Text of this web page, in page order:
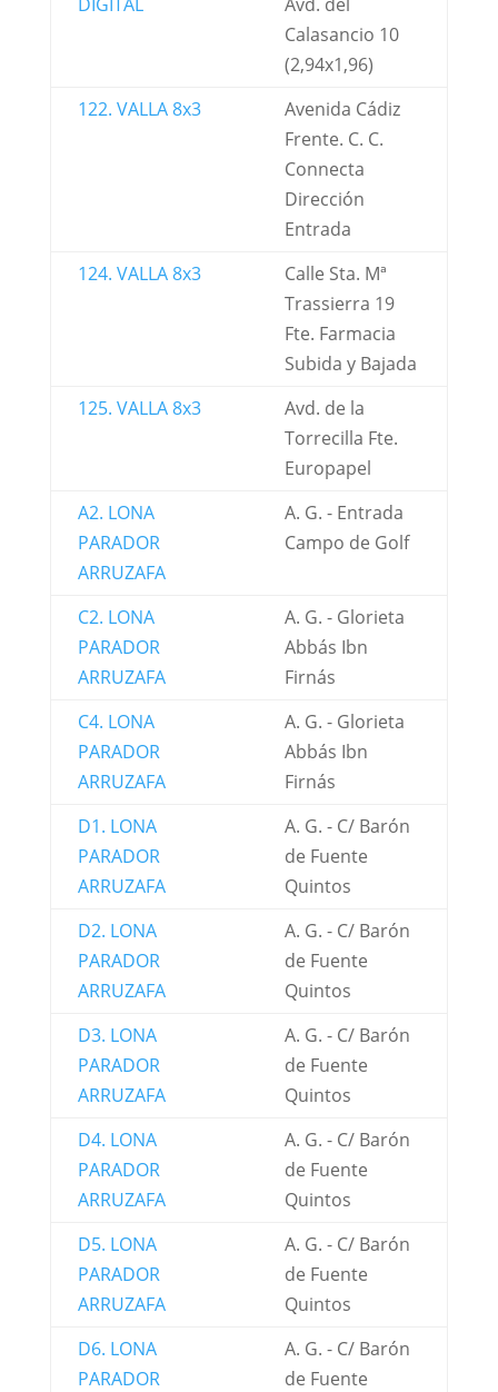
Calasancio 10
(2,94x1,96)
122. VALLA 8x3
Avenida Cádiz
Frente. C. C.
Connecta
Dirección
Entrada
124. VALLA 8x3
Calle Sta. Mª
Trassierra 19
Fte. Farmacia
Subida y Bajada
125. VALLA 8x3
Avd. de la
Torrecilla Fte.
Europapel
A2. LONA
PARADOR
ARRUZAFA
A. G. - Entrada
Campo de Golf
C2. LONA
PARADOR
ARRUZAFA
A. G. - Glorieta
Abbás Ibn
Firnás
C4. LONA
PARADOR
ARRUZAFA
A. G. - Glorieta
Abbás Ibn
Firnás
D1. LONA
PARADOR
ARRUZAFA
A. G. - C/ Barón
de Fuente
Quintos
D2. LONA
PARADOR
ARRUZAFA
A. G. - C/ Barón
de Fuente
Quintos
D3. LONA
PARADOR
ARRUZAFA
A. G. - C/ Barón
de Fuente
Quintos
D4. LONA
PARADOR
ARRUZAFA
A. G. - C/ Barón
de Fuente
Quintos
D5. LONA
PARADOR
ARRUZAFA
A. G. - C/ Barón
de Fuente
Quintos
D6. LONA
PARADOR
A. G. - C/ Barón
de Fuente